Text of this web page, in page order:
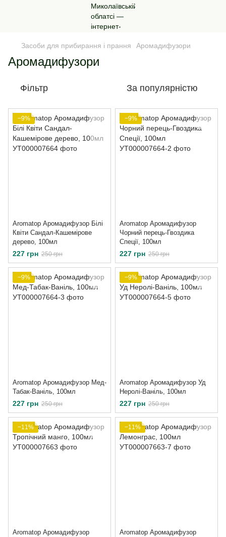
Засоби для прибирання і прання Аромадифузори
Аромадифузори
Фільтр За популярністю
−9%
Aromatop Аромадифузор Білі
Квіти Сандал-Кашемірове
дерево, 100мл
227 грн 250 грн
−9%
Aromatop Аромадифузор
Чорний перець-Гвоздика
Спеції, 100мл
227 грн 250 грн
−9%
Aromatop Аромадифузор Мед-
Табак-Ваніль, 100мл
227 грн 250 грн
−9%
Aromatop Аромадифузор Уд
Неролі-Ваніль, 100мл
227 грн 250 грн
−11%
Aromatop Аромадифузор
−11%
Aromatop Аромадифузор